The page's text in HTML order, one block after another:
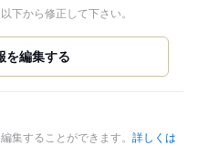
下から修正して下さい。
集することができます。 詳しくは